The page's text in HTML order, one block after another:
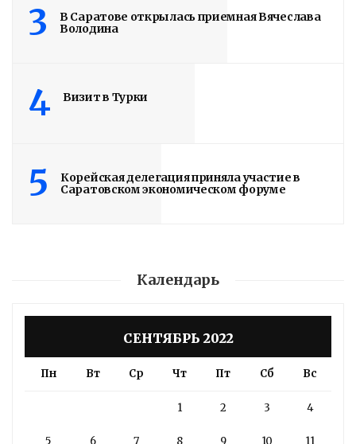
3
В Саратове открылась приемная Вячеслава
Володина
4 Визит в Турки
5
Корейская делегация приняла участие в
Саратовском экономическом форуме
Календарь
СЕНТЯБРЬ 2022
Пн Вт Ср Чт Пт Сб Вс
1 2 3 4